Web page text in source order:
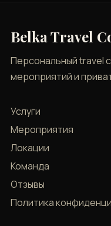
Belka Travel
Персональный travel
мероприятий и
Услуги
Мероприятия
Локации
Команда
Отзывы
Политика